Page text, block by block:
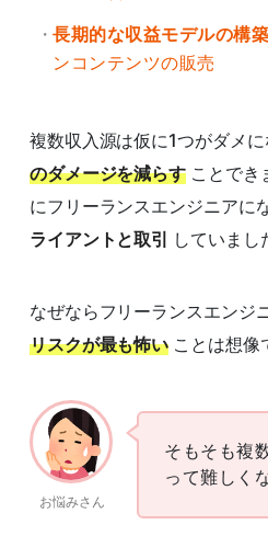
長期的な収益モデルの構
ンコンテンツの販売
複数収入源は仮に1つがダメ
のダメージを減らす ことで
にフリーランスエンジニアに
ライアントと取引 していまし
なぜならフリーランスエンジ
リスクが最も怖い ことは想像
お悩みさん
そもそも複
って難しく